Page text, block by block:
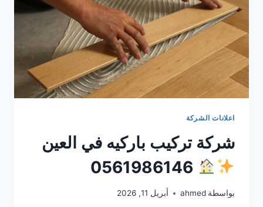
اعلانات الشركة
شركة تركيب باركيه في العين
بواسطة ahmed أبريل 11, 2026